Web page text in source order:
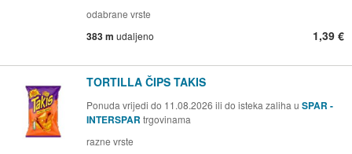
odabrane vrste
383 m udaljeno 1,39 €
TORTILLA ČIPS TAKIS
Ponuda vrijedi do 11.08.2026 ili do isteka zaliha u SPAR -
INTERSPAR trgovinama
razne vrste